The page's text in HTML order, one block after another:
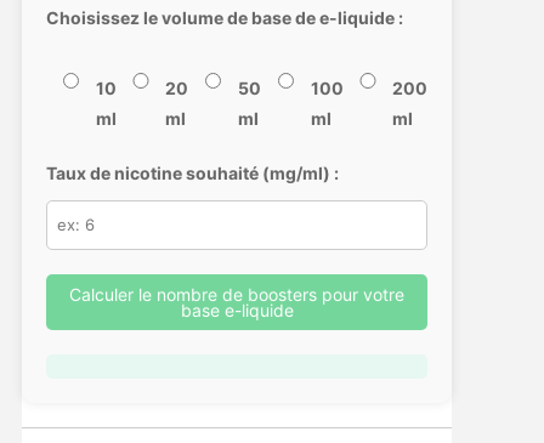
Choisissez le volume de base de e-liquide :
10
ml
20
ml
50
ml
100
ml
200
ml
Taux de nicotine souhaité (mg/ml) :
Calculer le nombre de boosters pour votre
base e-liquide